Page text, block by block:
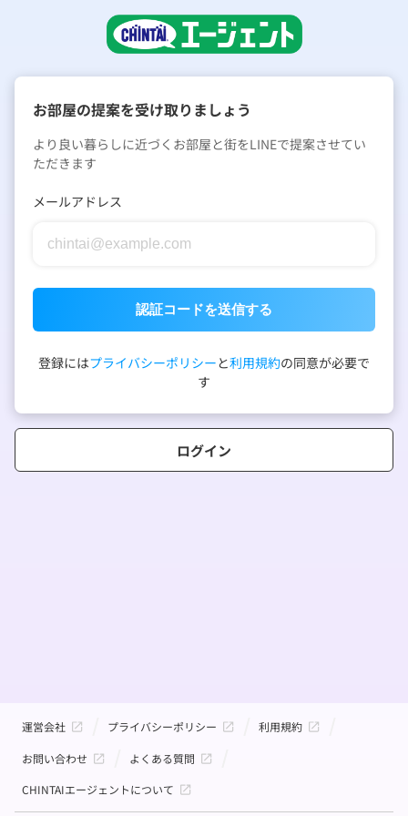
お部屋の提案を受け取りましょう
より良い暮らしに近づくお部屋と街をLINEで提案させてい
ただきます
メールアドレス
認証コードを送信する
登録にはプライバシーポリシーと利用規約の同意が必要で
す
ログイン
運営会社 プライバシーポリシー 利用規約
お問い合わせ
よくある質問
CHINTAIエージェントについて